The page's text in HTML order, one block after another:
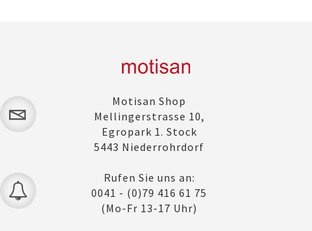
Motisan Shop
Mellingerstrasse 10,
Egropark 1. Stock
5443 Niederrohrdorf
Rufen Sie uns an:
0041 - (0)79 416 61 75
(Mo-Fr 13-17 Uhr)